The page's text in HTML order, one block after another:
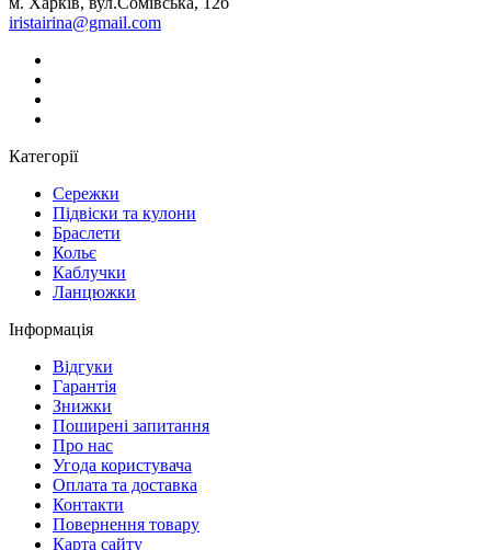
iristairina@gmail.com
Категорії
Сережки
Підвіски та кулони
Браслети
Кольє
Каблучки
Ланцюжки
Інформація
Вiдгуки
Гарантія
Знижки
Поширені запитання
Про нас
Угода користувача
Оплата та доставка
Контакти
Повернення товару
Карта сайту